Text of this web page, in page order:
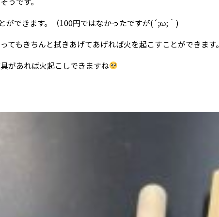
ができます。（100円ではなかったですが(´;ω;｀)
てもきちんと拭きあげてあげれば火を起こすことができます。
があれば火起こしできますね